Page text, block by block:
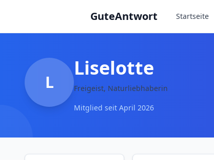
GuteAntwort Startseite
L
Liselotte
Freigeist, Naturliebhaberin
Mitglied seit April 2026